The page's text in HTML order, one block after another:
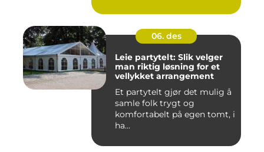
06. des
Leie partytelt: Slik velger
man riktig løsning for et
vellykket arrangement
Et partytelt gjør det mulig å
samle folk trygt og
komfortabelt på egen tomt, i
ha...